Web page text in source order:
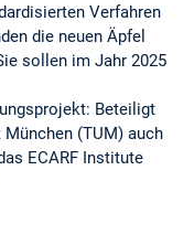
Verfahren
die neuen Äpfel
sollen im Jahr 2025
Beteiligt
(TUM) auch
ECARF Institute